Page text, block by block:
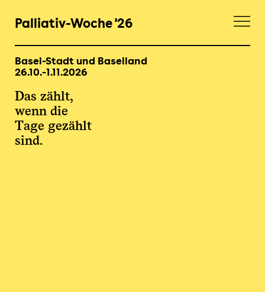
Palliativ-Woche '26
Basel-Stadt und Baselland
26.10.-1.11.2026
Das zählt,
wenn die
Tage gezählt
sind.